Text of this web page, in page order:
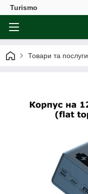
Turismo
Товари та послуги